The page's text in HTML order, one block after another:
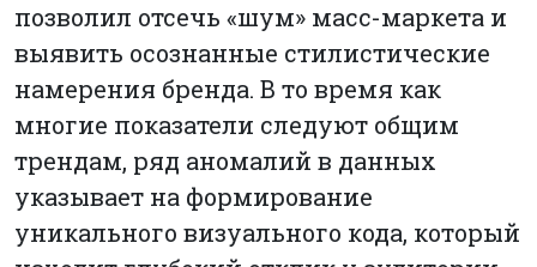
позволил отсечь «шум» масс-маркета и
выявить осознанные стилистические
намерения бренда. В то время как
многие показатели следуют общим
трендам, ряд аномалий в данных
указывает на формирование
уникального визуального кода, который